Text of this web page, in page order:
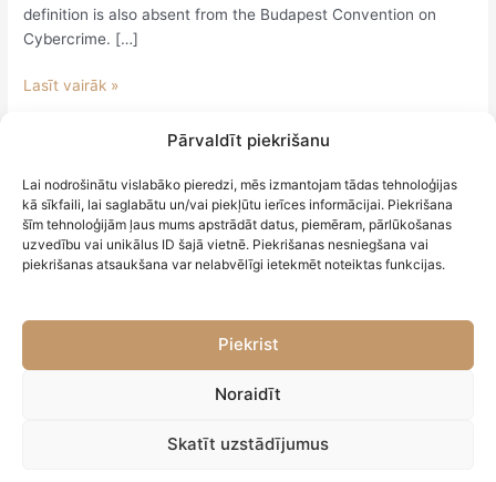
Pārvaldīt piekrišanu
Lai nodrošinātu vislabāko pieredzi, mēs izmantojam tādas tehnoloģijas
kā sīkfaili, lai saglabātu un/vai piekļūtu ierīces informācijai. Piekrišana
šīm tehnoloģijām ļaus mums apstrādāt datus, piemēram, pārlūkošanas
uzvedību vai unikālus ID šajā vietnē. Piekrišanas nesniegšana vai
piekrišanas atsaukšana var nelabvēlīgi ietekmēt noteiktas funkcijas.
Piekrist
Noraidīt
Skatīt uzstādījumus
definition is also absent from the Budapest Convention on
Cybercrime. […]
Lasīt vairāk »
ADDRESS
PHONE
Tel.:(+371) 220 777 90